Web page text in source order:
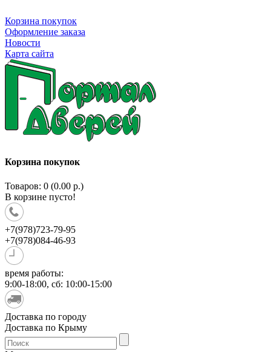
Корзина покупок
Оформление заказа
Новости
Карта сайта
Корзина покупок
Товаров: 0 (0.00 р.)
В корзине пусто!
+7(978)723-79-95
+7(978)084-46-93
время работы:
9:00-18:00, сб: 10:00-15:00
Доставка по городу
Доставка по Крыму